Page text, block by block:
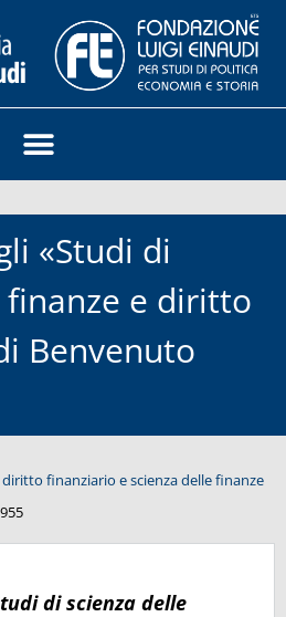
«Studi di
finanze e diritto
Benvenuto
diritto finanziario e scienza delle finanze
di scienza delle